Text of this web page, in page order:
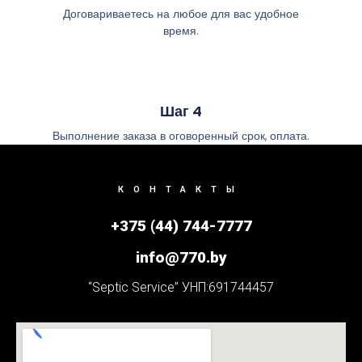
Договариваетесь на любое для вас удобное
время.
Шаг 4
Выполнение заказа в оговоренный срок, оплата.
КОНТАКТЫ
+375 (44) 744-7777
info@770.by
“Septic Service” УНП:691744457